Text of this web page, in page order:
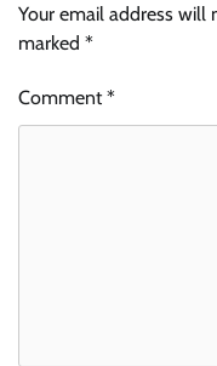
Your email address will
marked *
Comment*